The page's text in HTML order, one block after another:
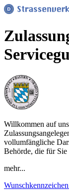
Willkommen auf
vollumfängliche
Behörde, die für
mehr...